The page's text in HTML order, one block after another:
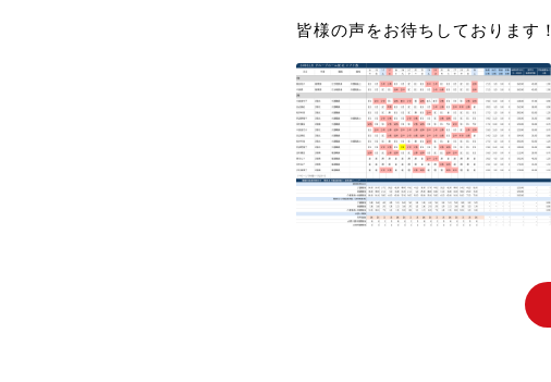
皆様の声をお待ちしております！